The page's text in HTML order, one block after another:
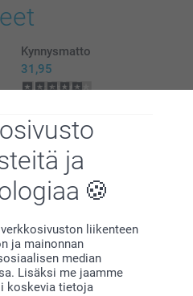
ja
liikenteen
ja mainonnan
median
Lisäksi me jaamme
koskevia tietoja
ja palautteesta, se on
Kiva että pidät matosta,
pitkäksi aikaa!
Kynnysmatto
31,95
Huppupyyhe
26,95
(1 arvostelut)